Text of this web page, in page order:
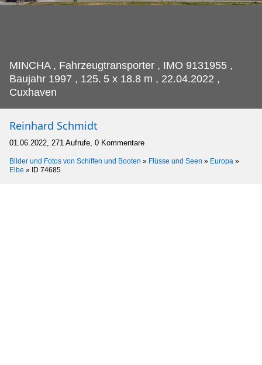
MINCHA , Fahrzeugtransporter , IMO 9131955 ,
Baujahr 1997 , 125. 5 x 18.8 m , 22.04.2022 ,
Cuxhaven
Reinhard Schmidt
01.06.2022, 271 Aufrufe, 0 Kommentare
Bilder und Fotos von Schiffen und Booten » Flüsse und Seen » Europa »
Elbe » ID 74685